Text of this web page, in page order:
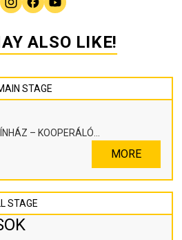
ALSO LIKE!
STAGE
– KOOPERÁLÓ
MORE
STAGE